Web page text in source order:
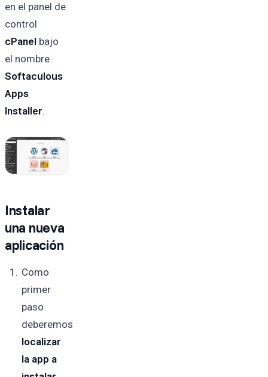
en el panel de
control
cPanel bajo
el nombre
Softaculous
Apps
Installer.
Instalar
una nueva
aplicación
Como
primer
paso
deberemos
localizar
la app a